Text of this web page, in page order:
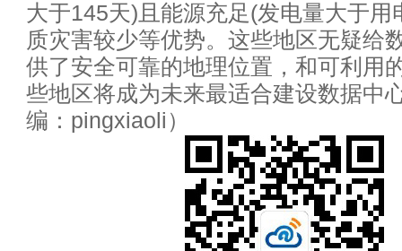
如何让云运维变得简单
互联网下半场战争已打响 谁会
奥运看完看什么？这里有关于
思科第四财季净利同比增21%
数据中心网络运维一指禅
数据中心虚拟化所必备的条件
大于145天)且能源充足(发电量大于用
质灾害较少等优势。这些地区无疑给
供了安全可靠的地理位置，和可利用
些地区将成为未来最适合建设数据中
编：pingxiaoli）